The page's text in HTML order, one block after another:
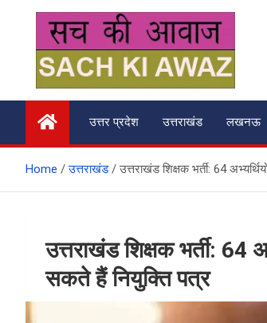
content
सच की आवाज
उत्तर प्रदेश उत्तराखंड लखनऊ
Home उत्तराखंड उत्तराखंड शिक्षक भर्ती: 64
उत्तराखंड शिक्षक भर्ती: 64
सकते हैं नियुक्ति पत्र